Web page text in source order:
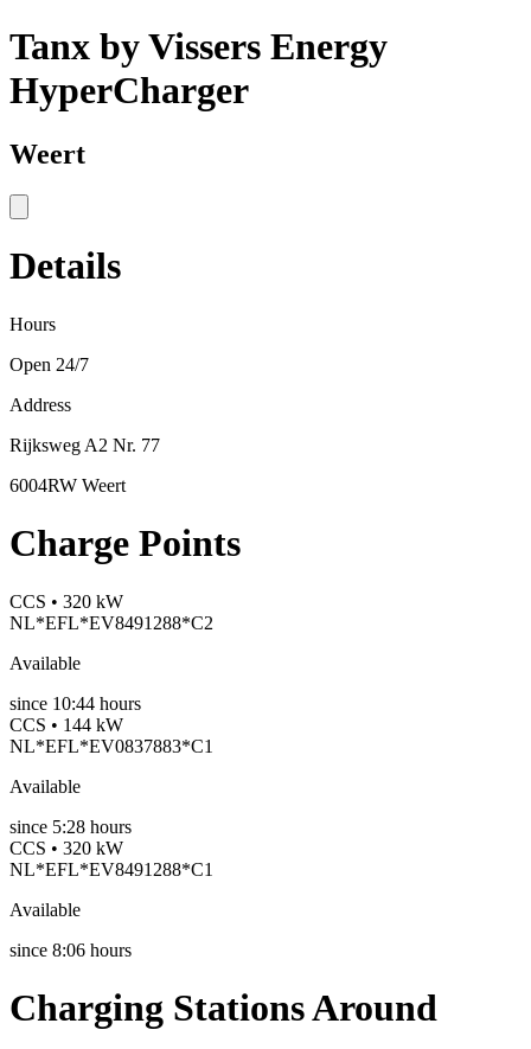
Tanx by Vissers Energy
HyperCharger
Weert
Details
Hours
Open 24/7
Address
Rijksweg A2 Nr. 77
6004RW Weert
Charge Points
CCS • 320 kW
NL*EFL*EV8491288*C2
Available
since 10:44 hours
CCS • 144 kW
NL*EFL*EV0837883*C1
Available
since 5:28 hours
CCS • 320 kW
NL*EFL*EV8491288*C1
Available
since 8:06 hours
Charging Stations Around